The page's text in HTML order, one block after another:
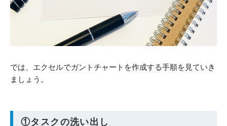
では、エクセルでガントチャートを作成する手順を見ていき
ましょう。
①タスクの洗い出し